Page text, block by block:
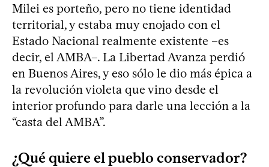
Milei es porteño, pero no tiene identidad
territorial, y estaba muy enojado con el
Estado Nacional realmente existente –es
decir, el AMBA–. La Libertad Avanza perdió
en Buenos Aires, y eso sólo le dio más épica a
la revolución violeta que vino desde el
interior profundo para darle una lección a la
“casta del AMBA”.
¿Qué quiere el pueblo conservador?